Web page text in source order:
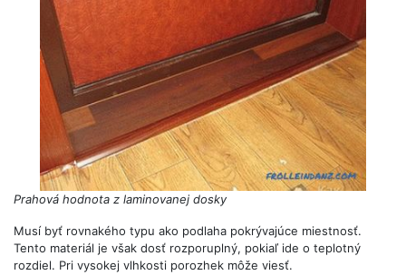
Prahová hodnota z laminovanej dosky
Musí byť rovnakého typu ako podlaha pokrývajúce miestnosť.
Tento materiál je však dosť rozporuplný, pokiaľ ide o teplotný
rozdiel. Pri vysokej vlhkosti porozhek môže viesť.